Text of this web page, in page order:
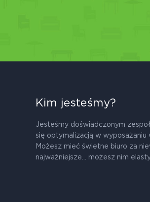
Kim jesteśmy?
Jesteśmy doświadczonym
się optymalizacją w wyposażaniu
Możesz mieć świetne biuro za
najważniejsze... możesz nim